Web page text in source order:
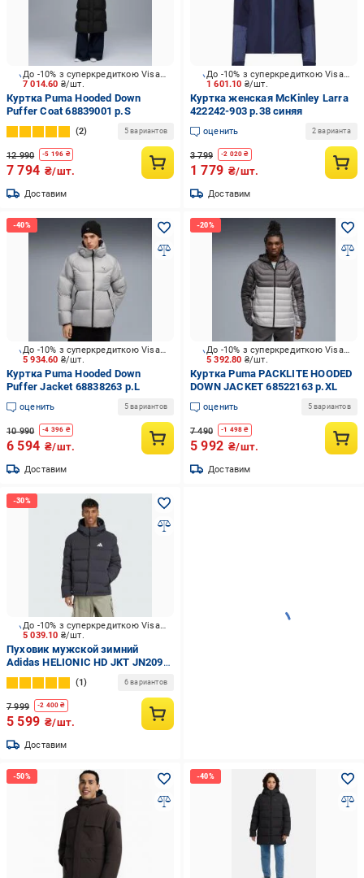
7 014.60 ₴/шт.
До -10% з суперкредиткою Visa Вигода
Куртка Puma Hooded Down
Puffer Coat 68839001 р.S
2 5 вариантов
12 990 -5 196 ₴
7 794 ₴/шт.
Доставим
1 601.10 ₴/шт.
До -10% з суперкредиткою Visa Вигода
Куртка женская McKinley Larra
422242-903 р.38 синяя
оценить 2 варианта
3 799 -2 020 ₴
1 779 ₴/шт.
Доставим
5 934.60 ₴/шт.
До -10% з суперкредиткою Visa Вигода
Куртка Puma Hooded Down
Puffer Jacket 68838263 р.L
оценить 5 вариантов
10 990 -4 396 ₴
6 594 ₴/шт.
Доставим
5 392.80 ₴/шт.
До -10% з суперкредиткою Visa Вигода
Куртка Puma PACKLITE HOODED
DOWN JACKET 68522163 р.XL
оценить 5 вариантов
7 490 -1 498 ₴
5 992 ₴/шт.
Доставим
5 039.10 ₴/шт.
До -10% з суперкредиткою Visa Вигода
Пуховик мужской зимний
Adidas HELIONIC HD JKT JN2099
р.M черный
1 6 вариантов
7 999 -2 400 ₴
5 599 ₴/шт.
Доставим